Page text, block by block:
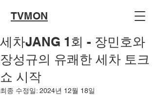
TVMON
세차JANG 1회 - 장민호와
장성규의 유쾌한 세차 토크
쇼 시작
최종 수정일: 2024년 12월 18일